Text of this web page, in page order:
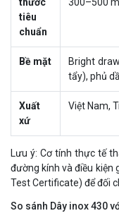
tiêu
chuẩn
Bề mặt
Bright
tẩy), phủ
Xuất
xứ
Việt Nam,
Lưu ý: Cơ tính thực tế
đường kính và điều kiện
Test Certificate) để đối
So sánh Dây inox 430